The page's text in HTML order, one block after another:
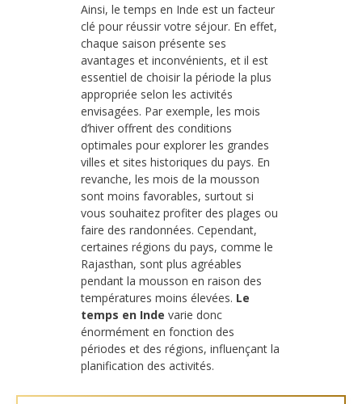
Ainsi, le temps en Inde est un facteur
clé pour réussir votre séjour. En effet,
chaque saison présente ses
avantages et inconvénients, et il est
essentiel de choisir la période la plus
appropriée selon les activités
envisagées. Par exemple, les mois
d’hiver offrent des conditions
optimales pour explorer les grandes
villes et sites historiques du pays. En
revanche, les mois de la mousson
sont moins favorables, surtout si
vous souhaitez profiter des plages ou
faire des randonnées. Cependant,
certaines régions du pays, comme le
Rajasthan, sont plus agréables
pendant la mousson en raison des
températures moins élevées. Le
temps en Inde varie donc
énormément en fonction des
périodes et des régions, influençant la
planification des activités.